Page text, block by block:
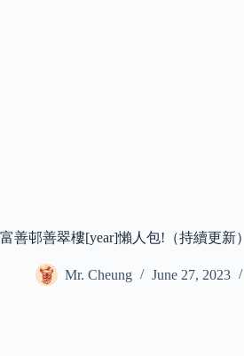
富善邨善翠樓[year]懶人包!（持續更新）
Mr. Cheung June 27, 2023